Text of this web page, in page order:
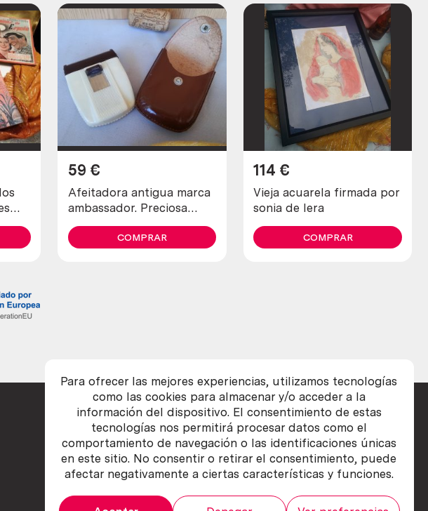
Para ofrecer las mejores experiencias, utilizamos tecnologías
como las cookies para almacenar y/o acceder a la
información del dispositivo. El consentimiento de estas
tecnologías nos permitirá procesar datos como el
comportamiento de navegación o las identificaciones únicas
en este sitio. No consentir o retirar el consentimiento, puede
afectar negativamente a ciertas características y funciones.
Afeitadora antigua marca
ambassador. Preciosa
pieza de colección
59 €
COMPRAR
Vieja acuarela firmada por
sonia de lera
114 €
COMPRAR